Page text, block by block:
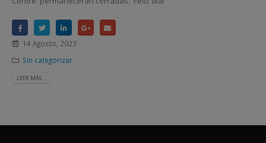
14 Agosto, 2023
Sin categorizar
LEER MÁS...